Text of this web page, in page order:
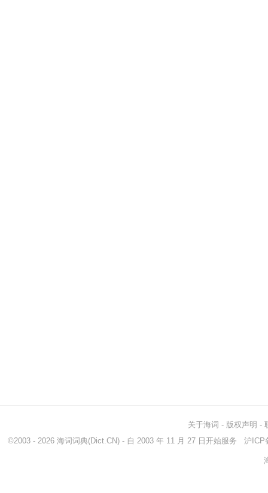
关于海词 - 版权声明 -
©2003 - 2026 海词词典(Dict.CN) - 自 2003 年 11 月 27 日开始服务 沪ICP